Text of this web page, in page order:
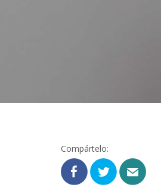
Compártelo: